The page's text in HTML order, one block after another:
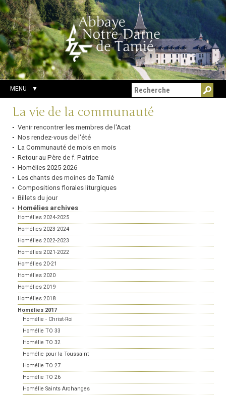
Aller
au
contenu.
|
Aller
à
la
navigation
Outils
personnels
Chercher par
Recherche
avancée…
MENU
Navigation
La vie de la communauté
Venir rencontrer les membres de l'Acat
Nos rendez-vous de l'été
La Communauté de mois en mois
Retour au Père de f. Patrice
Homélies 2025-2026
Les chants des moines de Tamié
Compositions florales liturgiques
Billets du jour
Homélies archives
Homélies 2024-2025
Homélies 2023-2024
Homélies 2022-2023
Homélies 2021-2022
Homélies 20-21
Homélies 2020
Homélies 2019
Homélies 2018
Homélies 2017
Homélie - Christ-Roi
Homélie TO 33
Homélie TO 32
Homélie pour la Toussaint
Homélie TO 27
Homélie TO 26
Homélie Saints Archanges